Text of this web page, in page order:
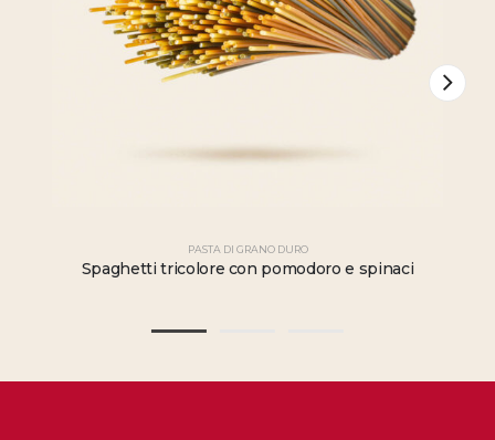
PASTA DI GRANO DURO
Spaghetti tricolore con pomodoro e spinaci